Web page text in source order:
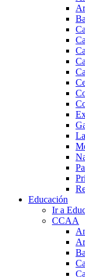
Educación
Ir a
CCAA